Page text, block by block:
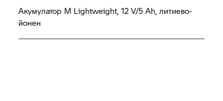
Акумулатор M Lightweight, 12 V/5 Ah, литиево-
йонен